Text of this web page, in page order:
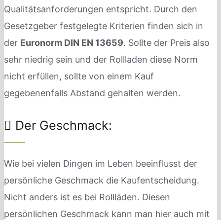
Qualitätsanforderungen entspricht. Durch den
Gesetzgeber festgelegte Kriterien finden sich in
der Euronorm DIN EN 13659. Sollte der Preis also
sehr niedrig sein und der Rollladen diese Norm
nicht erfüllen, sollte von einem Kauf
gegebenenfalls Abstand gehalten werden.
Der Geschmack:
Wie bei vielen Dingen im Leben beeinflusst der
persönliche Geschmack die Kaufentscheidung.
Nicht anders ist es bei Rollläden. Diesen
persönlichen Geschmack kann man hier auch mit